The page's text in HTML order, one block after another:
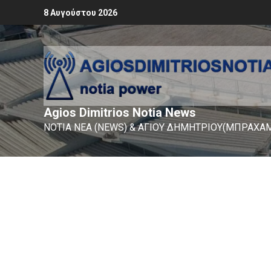
8 Αυγούστου 2026
Agios Dimitrios Notia News
ΝΟΤΙΑ ΝΕΑ (NEWS) & ΑΓΙΟΥ